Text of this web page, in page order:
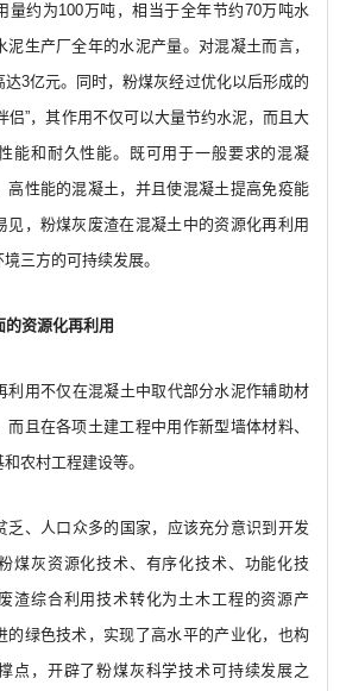
量约为100万吨，相当于全年节约70万吨水
生产厂全年的水泥产量。对混凝土而言，
3亿元。同时，粉煤灰经过优化以后形成的
侣”，其作用不仅可以大量节约水泥，而且大
能和耐久性能。既可用于一般要求的混凝
高性能的混凝土，并且使混凝土提高免疫能
见，粉煤灰废渣在混凝土中的资源化再利用
三方的可持续发展。
资源化再利用
利用不仅在混凝土中取代部分水泥作辅助材
且在各项土建工程中用作新型墙体材料、
农村工程建设等。
乏、人口众多的国家，应该充分意识到开发
煤灰资源化技术、有序化技术、功能化技
渣综合利用技术转化为土木工程的资源产
的绿色技术，实现了高水平的产业化，也构
点，开辟了粉煤灰科学技术可持续发展之